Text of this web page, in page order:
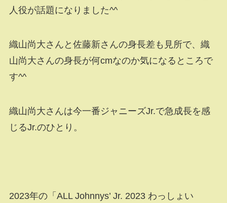
人役が話題になりました^^
織山尚大さんと佐藤新さんの身長差も見所で、織
山尚大さんの身長が何cmなのか気になるところで
す^^
織山尚大さんは今一番ジャニーズJr.で急成長を感
じるJr.のひとり。
2023年の「ALL Johnnys’ Jr. 2023 わっしょい